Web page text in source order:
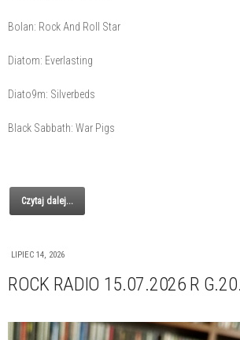
Bolan: Rock And Roll Star
Diatom: Everlasting
Diato9m: Silverbeds
Black Sabbath: War Pigs
Czytaj dalej...
LIPIEC 14, 2026
ROCK RADIO 15.07.2026 R